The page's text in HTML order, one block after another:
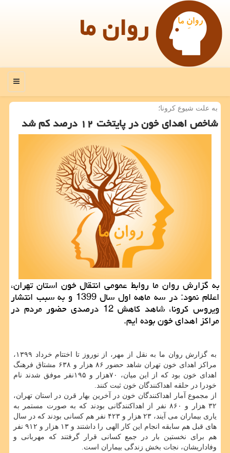
روان ما
منو
به علت شیوع كرونا؛
شاخص اهدای خون در پایتخت ۱۲ درصد كم شد
به گزارش روان ما روابط عمومی انتقال خون استان تهران،
اعلام نمود: در سه ماهه اول سال 1399 و به سبب انتشار
ویروس كرونا، شاهد كاهش 12 درصدی حضور مردم در
مراكز اهدای خون بوده ایم.
به گزارش روان ما به نقل از مهر، از نوروز تا اختتام خرداد ۱۳۹۹،
مراکز اهدای خون تهران شاهد حضور ۸۶ هزار و ۶۳۸ مشتاق فرهنگ
اهدای خون بود که از این میان، ۷۰هزار و ۱۹۵نفر موفق شدند نام
خودرا در حلقه اهداکنندگان خون ثبت کنند.
از مجموع آمار اهداکنندگان خون در آخرین بهار قرن در استان تهران،
۳۲ هزار و ۸۶۰ نفر از اهداکنندگانی بودند که به صورت مستمر به
یاری بیماران می آیند، ۲۳ هزار و ۴۲۳ نفر هم کسانی بودند که در سال
های قبل هم سابقه انجام این کار الهی را داشتند و ۱۳ هزار و ۹۱۲ نفر
هم برای نخستین بار در جمع کسانی قرار گرفتند که مهربانی و
وفاداریشان، نجات بخش زندگی بیماران است.